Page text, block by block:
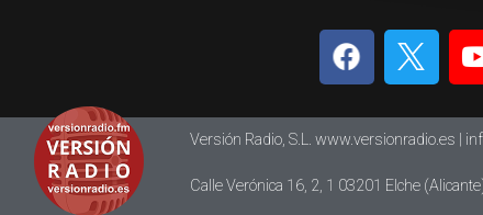
Versión Radio, S.L. www.versionradio.es |
Calle Verónica 16, 2, 1 03201 Elche